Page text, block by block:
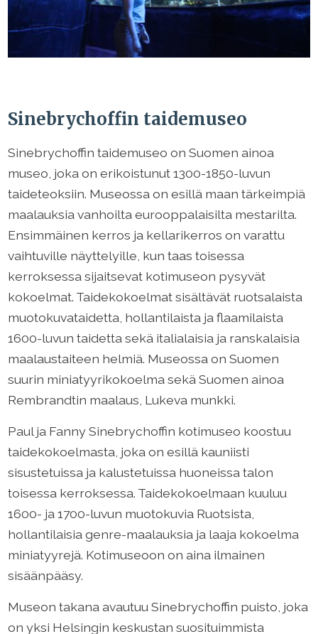
Sinebrychoffin taidemuseo
Sinebrychoffin taidemuseo on Suomen ainoa
museo, joka on erikoistunut 1300-1850-luvun
taideteoksiin. Museossa on esillä maan tärkeimpiä
maalauksia vanhoilta eurooppalaisilta mestarilta.
Ensimmäinen kerros ja kellarikerros on varattu
vaihtuville näyttelyille, kun taas toisessa
kerroksessa sijaitsevat kotimuseon pysyvät
kokoelmat. Taidekokoelmat sisältävät ruotsalaista
muotokuvataidetta, hollantilaista ja flaamilaista
1600-luvun taidetta sekä italialaisia ja ranskalaisia
maalaustaiteen helmiä. Museossa on Suomen
suurin miniatyyrikokoelma sekä Suomen ainoa
Rembrandtin maalaus, Lukeva munkki.
Paul ja Fanny Sinebrychoffin kotimuseo koostuu
taidekokoelmasta, joka on esillä kauniisti
sisustetuissa ja kalustetuissa huoneissa talon
toisessa kerroksessa. Taidekokoelmaan kuuluu
1600- ja 1700-luvun muotokuvia Ruotsista,
hollantilaisia genre-maalauksia ja laaja kokoelma
miniatyyrejä. Kotimuseoon on aina ilmainen
sisäänpääsy.
Museon takana avautuu Sinebrychoffin puisto, joka
on yksi Helsingin keskustan suosituimmista